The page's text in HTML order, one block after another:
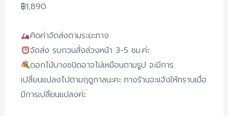
฿1,890
คิดค่าจัดส่งตามระยะทาง
จัดส่ง รบกวนสั่งล่วงหน้า 3-5 ชม.ค่ะ
ดอกไม้บางชนิดอาจไม่เหมือนตามรูป จะมีการ
เปลี่ยนแปลงไปตามฤดูกาลนะคะ ทางร้านจะแจ้งให้ทราบเมื่อ
มีการเปลี่ยนแปลงค่ะ